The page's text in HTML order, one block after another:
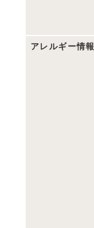
アレルギー情報